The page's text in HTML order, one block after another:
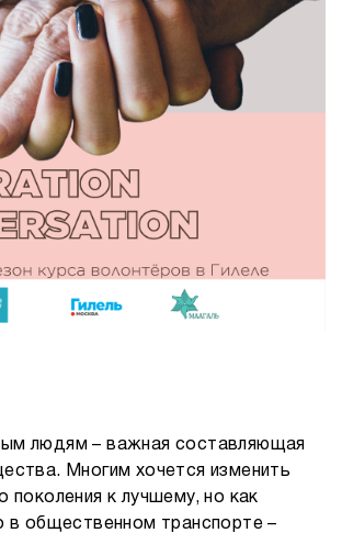
людям – важная составляющая
Многим хочется изменить
поколения к лучшему, но как
в общественном транспорте –